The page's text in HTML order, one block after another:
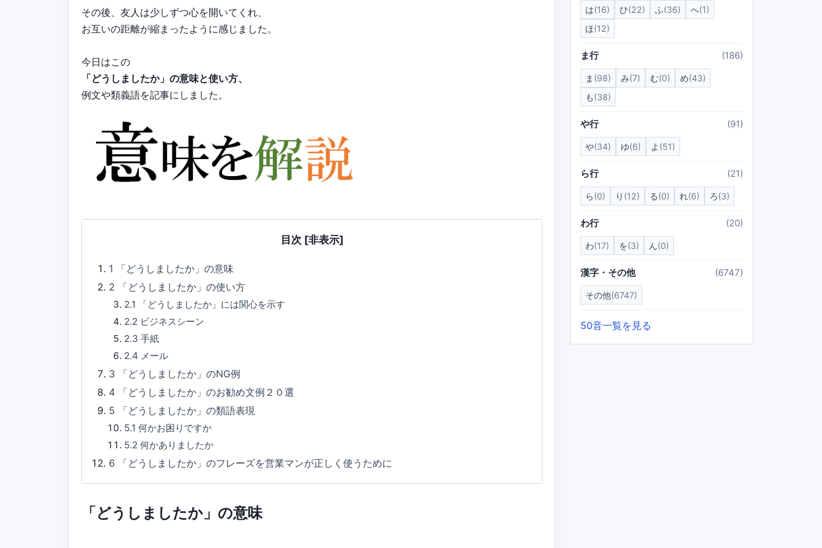
その後、友人は少しずつ心を開いてくれ、
お互いの距離が縮まったように感じました。
今日はこの
「どうしましたか」の意味と使い方、
例文や類義語を記事にしました。
目次 [非表示]
1
「どうしましたか」の意味
2
「どうしましたか」の使い方
2.1
「どうしましたか」には関心を示す
2.2 ビジネスシーン
2.3 手紙
2.4 メール
3
「どうしましたか」のNG例
4
「どうしましたか」のお勧め文例２０選
5
「どうしましたか」の類語表現
5.1 何かお困りですか
5.2 何かありましたか
6 「どうしましたか」のフレーズを営業マンが正しく使うために
「どうしましたか」の意味
は(16) ひ(22) ふ(36) へ(1)
ほ(12)
ま行 (186)
ま (98) み(7) む(0) め(43)
も(38)
や行 (91)
や(34) ゆ(6) よ (51)
ら行 (21)
ら(0) り (12) る(0) れ(6) ろ(3)
わ行 (20)
わ(17) を(3) ん(0)
漢字・その他 (6747)
その他(6747)
50音一覧を見る